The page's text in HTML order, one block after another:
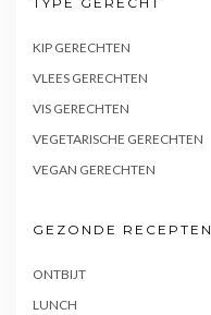
KIP GERECHTEN
VLEES GERECHTEN
VIS GERECHTEN
VEGETARISCHE GERECHTEN
VEGAN GERECHTEN
GEZONDE RECEPTEN
ONTBIJT
LUNCH